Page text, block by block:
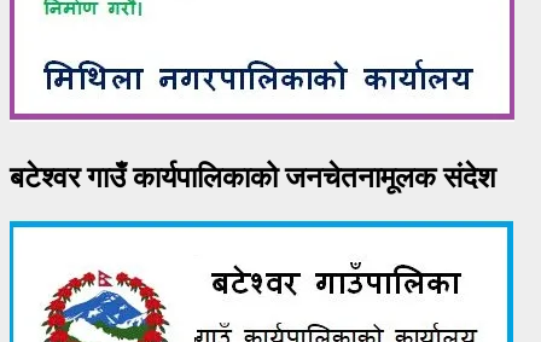
बटेश्वर गाउँ कार्यपालिकाको जनचेतनामूलक संदेश